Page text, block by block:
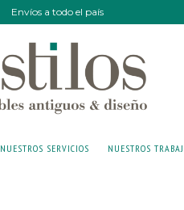
Envíos a todo el país
NUESTROS SERVICIOS NUESTROS